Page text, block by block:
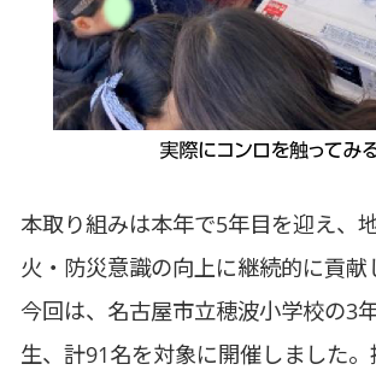
本取り組みは本年で5年目を迎え、
火・防災意識の向上に継続的に貢献
今回は、名古屋市立穂波小学校の3
生、計91名を対象に開催しました